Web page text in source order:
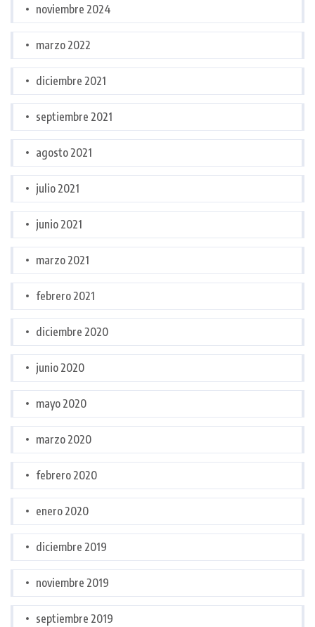
noviembre 2024
marzo 2022
diciembre 2021
septiembre 2021
agosto 2021
julio 2021
junio 2021
marzo 2021
febrero 2021
diciembre 2020
junio 2020
mayo 2020
marzo 2020
febrero 2020
enero 2020
diciembre 2019
noviembre 2019
septiembre 2019